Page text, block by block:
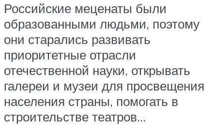
Российские меценаты были
образованными людьми, поэтому
они старались развивать
приоритетные отрасли
отечественной науки, открывать
галереи и музеи для просвещения
населения страны, помогать в
строительстве театров…